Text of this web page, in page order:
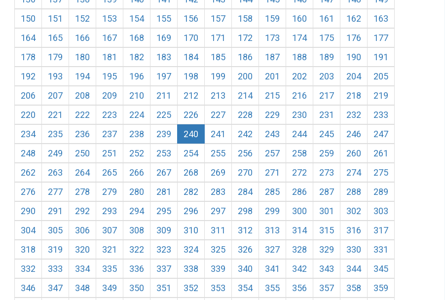
150
151 152 153 154 155 156 157 158 159 160 161 162
163
164
165 166 167 168 169 170 171 172 173 174 175 176
177
178
179 180 181 182 183 184 185 186 187 188 189 190
191
192
193 194 195 196 197 198 199 200 201 202 203 204
205
206
207 208 209 210 211 212 213 214 215 216 217 218
219
220
221 222 223 224 225 226 227 228 229 230 231 232
233
234
235 236 237 238 239 240 241 242 243 244 245 246
247
248
249 250 251 252 253 254 255 256 257 258 259 260
261
262
263 264 265 266 267 268 269 270 271 272 273 274
275
276
277 278 279 280 281 282 283 284 285 286 287 288
289
290
291 292 293 294 295 296 297 298 299 300 301 302
303
304
305 306 307 308 309 310 311 312 313 314 315 316
317
318
319 320 321 322 323 324 325 326 327 328 329 330
331
332
333 334 335 336 337 338 339 340 341 342 343 344
345
346
347 348 349 350 351 352 353 354 355 356 357 358 359